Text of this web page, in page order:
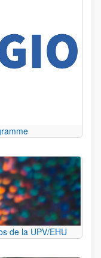
de la UPV/EHU